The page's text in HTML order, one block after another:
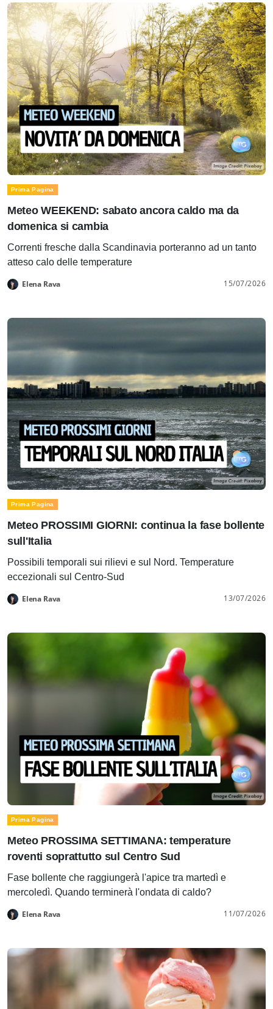
Prima Pagina
Meteo WEEKEND: sabato ancora caldo ma da
domenica si cambia
Correnti fresche dalla Scandinavia porteranno ad un tanto
atteso calo delle temperature
Elena Rava 15/07/2026
Prima Pagina
Meteo PROSSIMI GIORNI: continua la fase bollente
sull'Italia
Possibili temporali sui rilievi e sul Nord. Temperature
eccezionali sul Centro-Sud
Elena Rava 13/07/2026
Prima Pagina
Meteo PROSSIMA SETTIMANA: temperature
roventi soprattutto sul Centro Sud
Fase bollente che raggiungerà l'apice tra martedì e
mercoledì. Quando terminerà l'ondata di caldo?
Elena Rava 11/07/2026